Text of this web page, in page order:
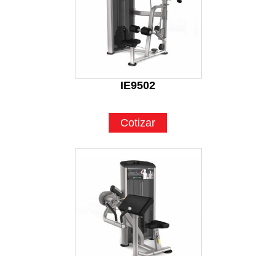
IE9502
Cotizar